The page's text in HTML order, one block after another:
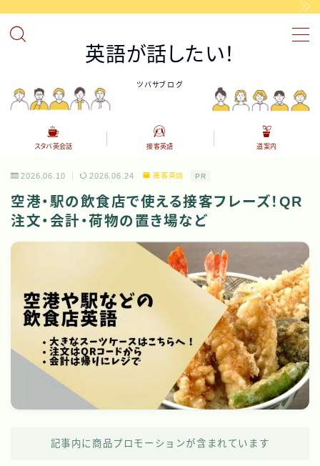
英語が話したい！
ツバサブログ
接客英語 カフェやレストラン等で使える英語表現を覚えましょう。
スタバ英会話 海外のスタバで役立つ英語
道案内英語 道案内の英語表現
AI英会話アプリの紹介
スタバ英会話 接客英語 道案内
2026.06.10 2026.06.24 接客英語 PR
空港・駅の飲食店で使える接客フレーズ！QR
注文・会計・荷物の置き場など
記事内に商品プロモーションが含まれています